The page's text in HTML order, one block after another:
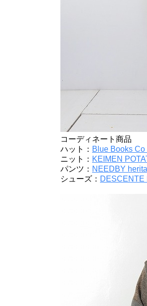
コーディネート商品
ハット： Blue Books
ニット： KEIMEN
パンツ： NEEDBY
シューズ： DESCENTE